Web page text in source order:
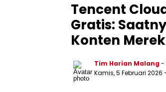
Tencent
Gratis:
Konten
Tim Harian Malang-
Kamis, 5 Februari 2026